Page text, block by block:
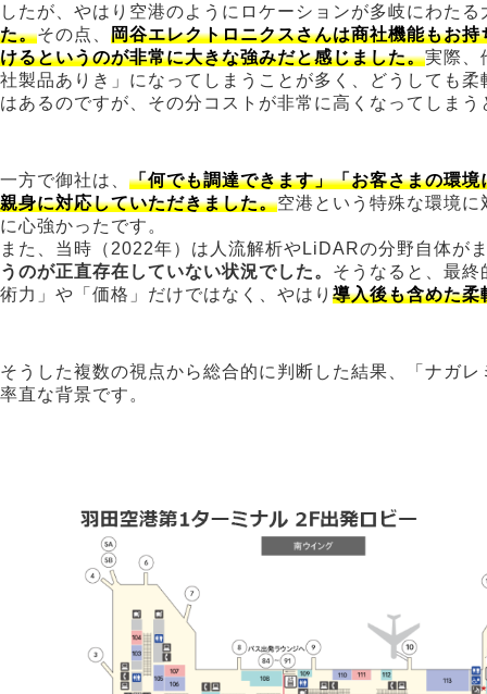
したが、やはり空港のようにロケーションが多岐にわた
た。その点、 岡谷エレクトロニクスさんは商社機能もお
けるというのが非常に大きな強みだと感じました。実際、
社製品ありき」になってしまうことが多く、どうしても
はあるのですが、その分コストが非常に高くなってしま
一方で御社は、 「何でも調達できます」「お客さまの環
親身に対応していただきました。空港という特殊な環境
に心強かったです。
また、当時（2022年）は人流解析やLiDARの分野自体が
うのが正直存在していない状況でした。 そうなると、最
術力」や「価格」だけではなく、やはり 導入後も含めた柔
そうした複数の視点から総合的に判断した結果、「ナガ
率直な背景です。